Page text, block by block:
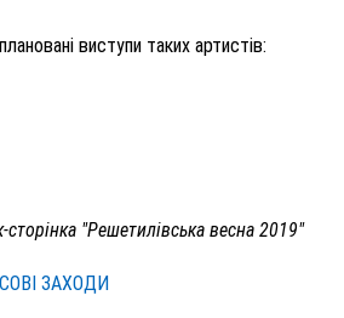
виступи таких артистів:
"Решетилівська весна 2019"
ЗАХОДИ